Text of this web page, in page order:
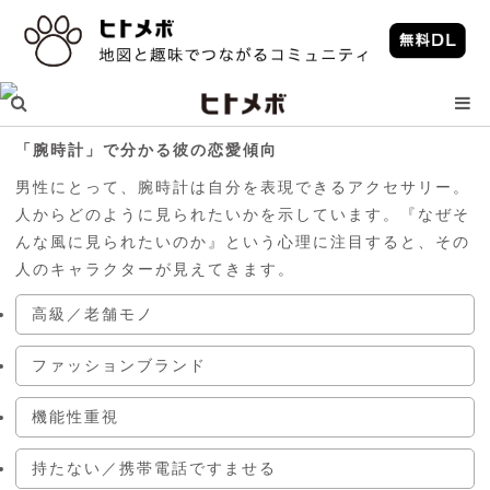
「腕時計」で分かる彼の恋愛傾向
男性にとって、腕時計は自分を表現できるアクセサリー。
人からどのように見られたいかを示しています。『なぜそ
んな風に見られたいのか』という心理に注目すると、その
人のキャラクターが見えてきます。
高級／老舗モノ
ファッションブランド
機能性重視
持たない／携帯電話ですませる